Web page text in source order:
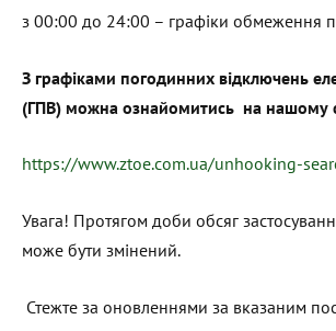
з 00:00 до 24:00 – графіки обмеження
З графіками погодинних відключень
(ГПВ) можна ознайомитись на нашому
https://www.ztoe.com.ua/unhooking-
Увага! Протягом доби обсяг
може бути змінений.
Стежте за оновленнями за вказаним